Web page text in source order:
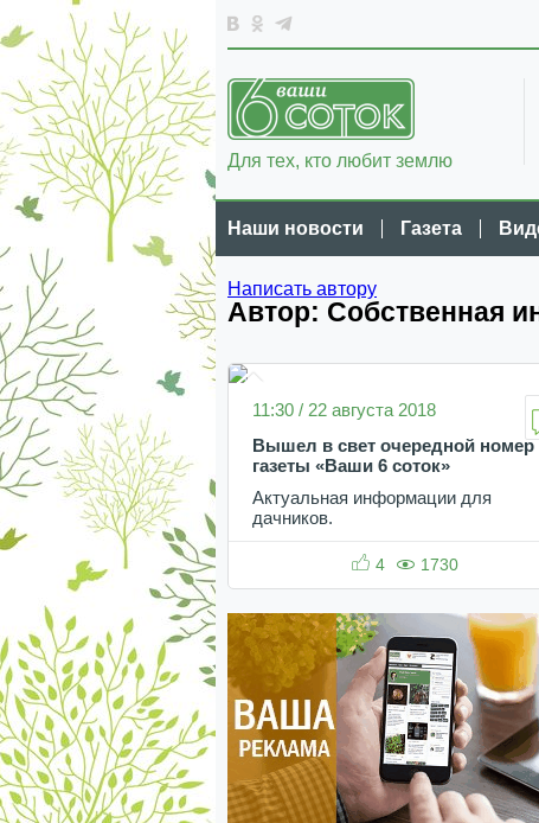
Для тех, кто любит землю
Наши новости Газета
Написать автору
Автор: Собственная
11:30 / 22 августа 2018
Вышел в свет очередной номер
газеты «Ваши 6 соток»
Актуальная информации для
дачников.
4 1730